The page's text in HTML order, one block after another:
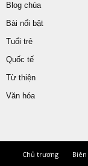
Blog chùa
Bài nổi bật
Tuổi trẻ
Quốc tế
Từ thiện
Văn hóa
Chủ trương